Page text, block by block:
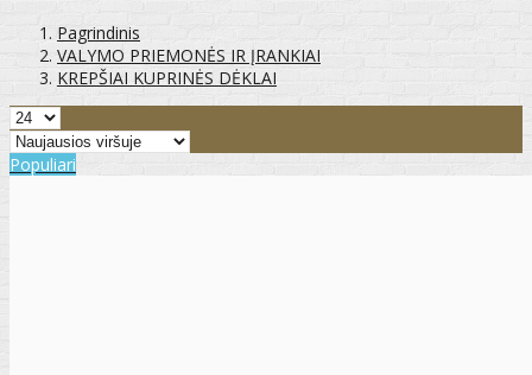
Pagrindinis
VALYMO PRIEMONĖS IR ĮRANKIAI
KREPŠIAI KUPRINĖS DĖKLAI
Populiari